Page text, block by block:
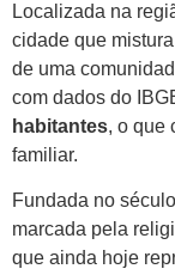
Localizada na
cidade que
de uma
com dados do
habitantes, o que
familiar.
Fundada no
marcada pela
que ainda hoje